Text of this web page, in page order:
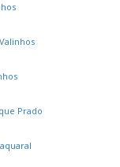
Prado